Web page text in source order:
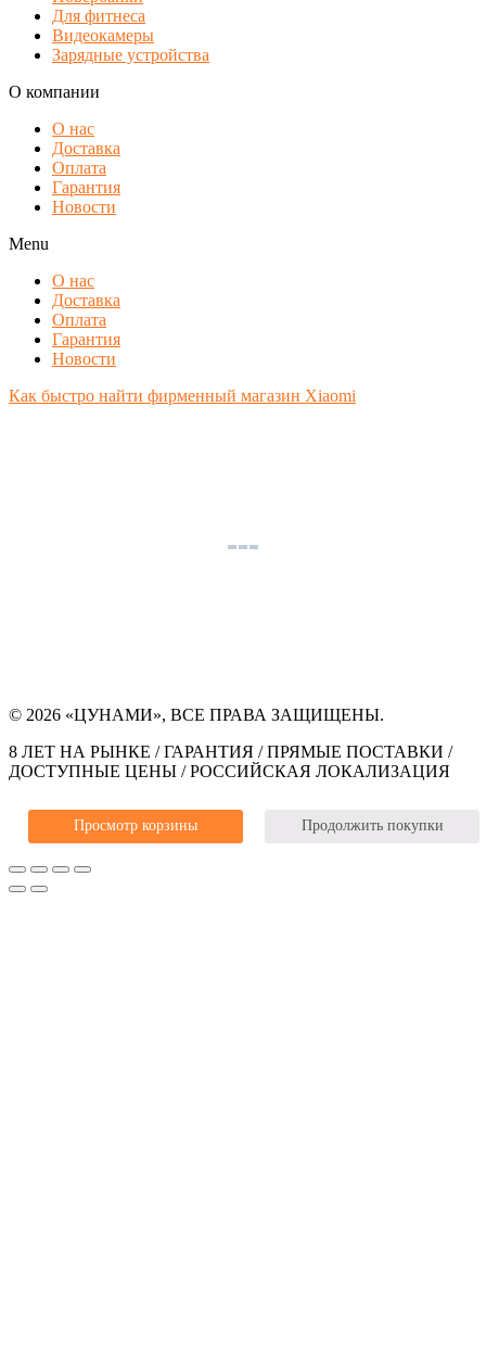
Для фитнеса
Видеокамеры
Зарядные устройства
О компании
О нас
Доставка
Оплата
Гарантия
Новости
Menu
О нас
Доставка
Оплата
Гарантия
Новости
Как быстро найти фирменный магазин Xiaomi
© 2026 «ЦУНАМИ», ВСЕ ПРАВА ЗАЩИЩЕНЫ.
8 ЛЕТ НА РЫНКЕ / ГАРАНТИЯ / ПРЯМЫЕ ПОСТАВКИ /
ДОСТУПНЫЕ ЦЕНЫ / РОССИЙСКАЯ ЛОКАЛИЗАЦИЯ
Просмотр корзины Продолжить покупки